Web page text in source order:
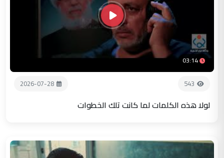
03:14
543
2026-07-28
لولا هذه الكلمات لما كانت تلك الخطوات